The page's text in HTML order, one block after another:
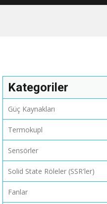
Kategoriler
Güç Kaynakları
Termokupl
Sensörler
Solid State Röleler (SSR'ler)
Fanlar